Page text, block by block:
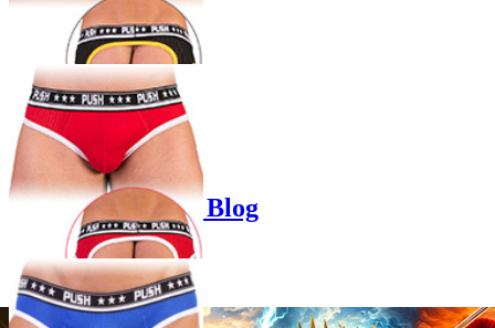
Product options
Poppers-Shop.de Blog